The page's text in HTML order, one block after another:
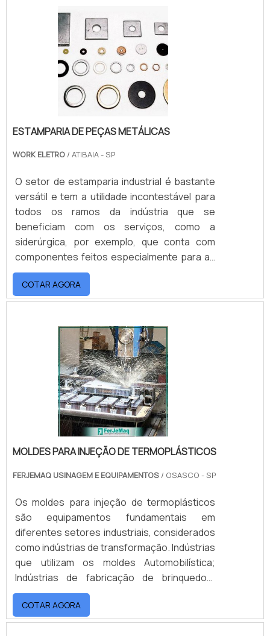
de peça, permitindo que fiquem com o
formato desejado.MAIS SOBRE O
SERVIÇOUm dos principais benefícios da
estampagem .
ESTAMPARIA DE PEÇAS METÁLICAS
WORK ELETRO / ATIBAIA - SP
O setor de estamparia industrial é bastante
versátil e tem a utilidade incontestável para
todos os ramos da indústria que se
beneficiam com os serviços, como a
siderúrgica, por exemplo, que conta com
componentes feitos especialmente para as
necessidades. Essa alternativa é assertiva
para suprir as demandas
rapidamente.BENEFÍCIOS DA ESTAMPARIA DE
vantagens encontradas na estamparia é a
alta qualidade deste serviço, visto que utiliza
de equipamentos e maquinários .
COTAR AGORA
MOLDES PARA INJEÇÃO DE TERMOPLÁSTICOS
FERJEMAQ USINAGEM E EQUIPAMENTOS / OSASCO - SP
Os moldes para injeção de termoplásticos
são equipamentos fundamentais em
diferentes setores industriais, considerados
como indústrias de transformação. Indústrias
que utilizam os moldes Automobilística;
Indústrias de fabricação de brinquedos;
Indústrias de cosméticos; Entre outros.Os
moldes para injeção podem fabricar os mais
diferentes produtos. Muitos deles são
COTAR AGORA